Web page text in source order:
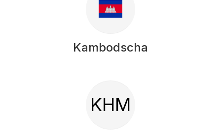
Kambodscha
KHM